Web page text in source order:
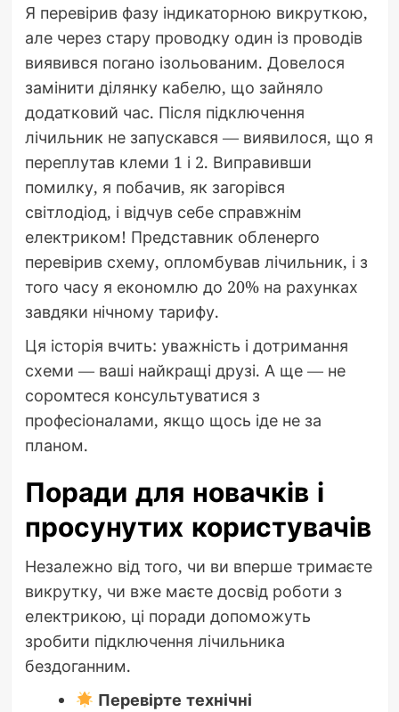
Я перевірив фазу індикаторною викруткою,
але через стару проводку один із проводів
виявився погано ізольованим. Довелося
замінити ділянку кабелю, що зайняло
додатковий час. Після підключення
лічильник не запускався — виявилося, що я
переплутав клеми 1 і 2. Виправивши
помилку, я побачив, як загорівся
світлодіод, і відчув себе справжнім
електриком! Представник обленерго
перевірив схему, опломбував лічильник, і з
того часу я економлю до 20% на рахунках
завдяки нічному тарифу.
Ця історія вчить: уважність і дотримання
схеми — ваші найкращі друзі. А ще — не
соромтеся консультуватися з
професіоналами, якщо щось іде не за
планом.
Поради для новачків і
просунутих користувачів
Незалежно від того, чи ви вперше тримаєте
викрутку, чи вже маєте досвід роботи з
електрикою, ці поради допоможуть
зробити підключення лічильника
бездоганним.
Перевірте технічні